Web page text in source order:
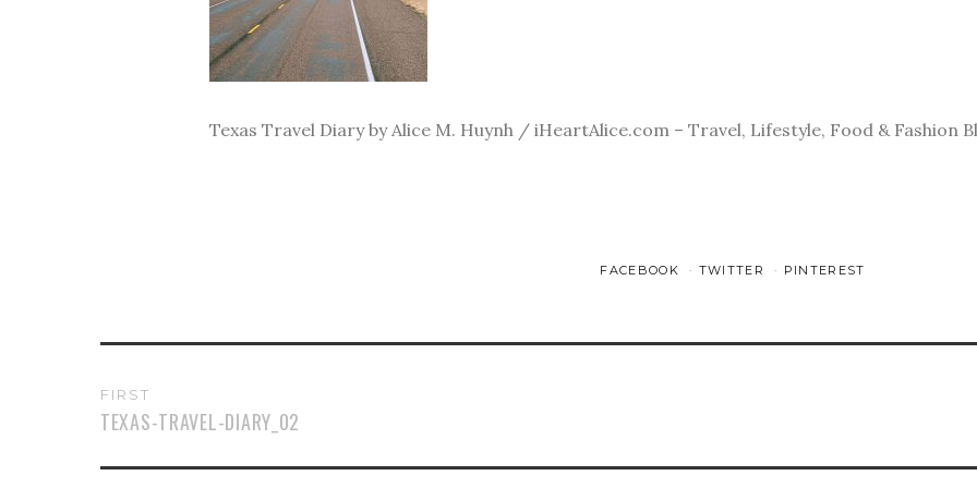
Texas Travel Diary by Alice M. Huynh / iHeartAlice.com – Travel, Lifestyle, Food & Fashion
FACEBOOK TWITTER PINTEREST
FIRST
TEXAS-TRAVEL-DIARY_02